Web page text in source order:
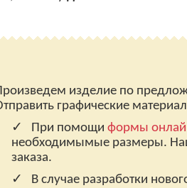
изделие по
графические
При помощи формы
необходимымые размеры.
заказа.
В случае разработки